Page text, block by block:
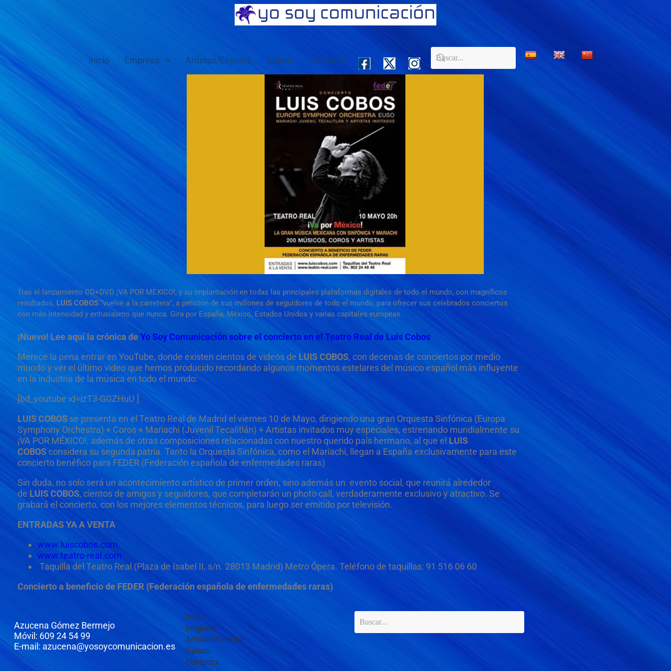
Inicio Empresa Artistas/Eventos Galería Contacto
Tras el lanzamiento CD+DVD ¡VA POR MÉXICO!, y su implantación en todas las principales plataformas digitales de todo el mundo, con magníficos
resultados, LUIS COBOS“vuelve a la carretera”, a petición de sus millones de seguidores de todo el mundo, para ofrecer sus celebrados conciertos
con más intensidad y entusiasmo que nunca. Gira por España, México, Estados Unidos y varias capitales europeas.
¡Nuevo! Lee aquí la crónica deYo Soy Comunicación sobre el concierto en el Teatro Real de Luis Cobos
Merece la pena entrar en YouTube, donde existen cientos de videos de LUIS COBOS, con decenas de conciertos por medio
mundo y ver el último video que hemos producido recordando algunos momentos estelares del músico español más influyente
en la industria de la música en todo el mundo:
[bd_youtube id=izT3-GGZHuU ]
LUIS COBOSse presenta en el Teatro Real de Madrid el viernes 10 de Mayo, dirigiendo una gran Orquesta Sinfónica (Europa
Symphony Orchestra) + Coros + Mariachi (Juvenil Tecalitlán) + Artistas invitados muy especiales, estrenando mundialmente su
¡VA POR MÉXICO!, además de otras composiciones relacionadas con nuestro querido país hermano, al que el LUIS
COBOSconsidera su segunda patria. Tanto la Orquesta Sinfónica, como el Mariachi, llegan a España exclusivamente para este
concierto benéfico para FEDER (Federación española de enfermedades raras)
Sin duda, no solo será un acontecimiento artístico de primer orden, sino además un evento social, que reunirá alrededor
de LUIS COBOS, cientos de amigos y seguidores, que completarán un photo call, verdaderamente exclusivo y atractivo. Se
grabará el concierto, con los mejores elementos técnicos, para luego ser emitido por televisión.
ENTRADAS YA A VENTA
www.luiscobos.com
www.teatro-real.com
Taquilla del Teatro Real (Plaza de Isabel II, s/n. 28013 Madrid) Metro Ópera. Teléfono de taquillas: 91 516 06 60
Concierto a beneficio de FEDER (Federación española de enfermedades raras)
Azucena Gómez Bermejo
Móvil: 609 24 54 99
E-mail: azucena@yosoycomunicacion.es
Inicio
Empresa
Artistas/Eventos
Galería
Contacto